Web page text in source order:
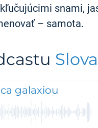
snami,
– samota.
galaxiou